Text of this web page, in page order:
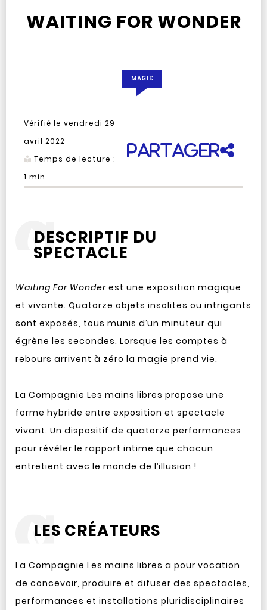
WAITING FOR WONDER
MAGIE
Vérifié le vendredi 29
avril 2022
Temps de lecture :
1 min.
Partager
DESCRIPTIF DU
SPECTACLE
Waiting For Wonderest une exposition magique
et vivante. Quatorze objets insolites ou intrigants
sont exposés, tous munis d’un minuteur qui
égrène les secondes. Lorsque les comptes à
rebours arrivent à zéro la magie prend vie.
La Compagnie Les mains libres propose une
forme hybride entre exposition et spectacle
vivant. Un dispositif de quatorze performances
pour révéler le rapport intime que chacun
entretient avec le monde de l’illusion !
LES CRÉATEURS
La Compagnie Les mains libres a pour vocation
de concevoir, produire et difuser des spectacles,
performances et installations pluridisciplinaires